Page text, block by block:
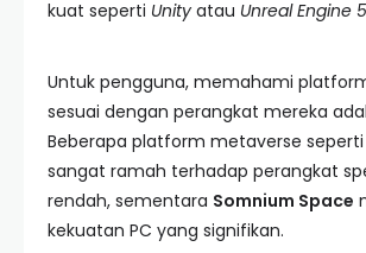
kuat seperti Unity atau Unreal Engine 5
Untuk pengguna, memahami
sesuai dengan perangkat mereka
Beberapa platform metaverse seperti
sangat ramah terhadap perangkat
rendah, sementara Somnium Space
kekuatan PC yang signifikan.